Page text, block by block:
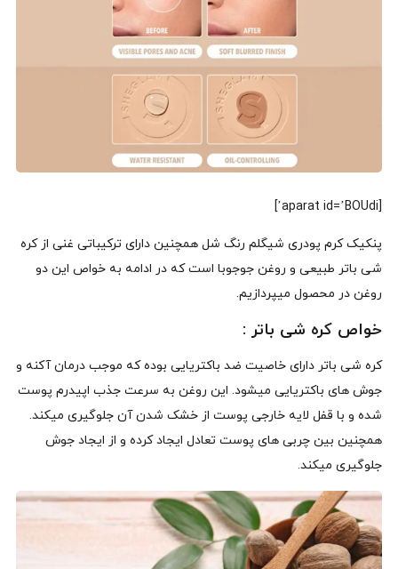
[aparat id=’BOUdi’]
پنکیک کرم پودری شیگلم رنگ شل همچنین دارای ترکیباتی غنی از کره
شی باتر طبیعی و روغن جوجوبا است که در ادامه به خواص این دو
روغن در محصول میپردازیم.
خواص کره شی باتر :
کره شی باتر دارای خاصیت ضد باکتریایی بوده که موجب درمان آکنه و
جوش های باکتریایی میشود. این روغن به سرعت جذب اپیدرم پوست
شده و با قفل لایه خارجی پوست از خشک شدن آن جلوگیری میکند.
همچنین بین چربی های پوست تعادل ایجاد کرده و از ایجاد جوش
جلوگیری میکند.